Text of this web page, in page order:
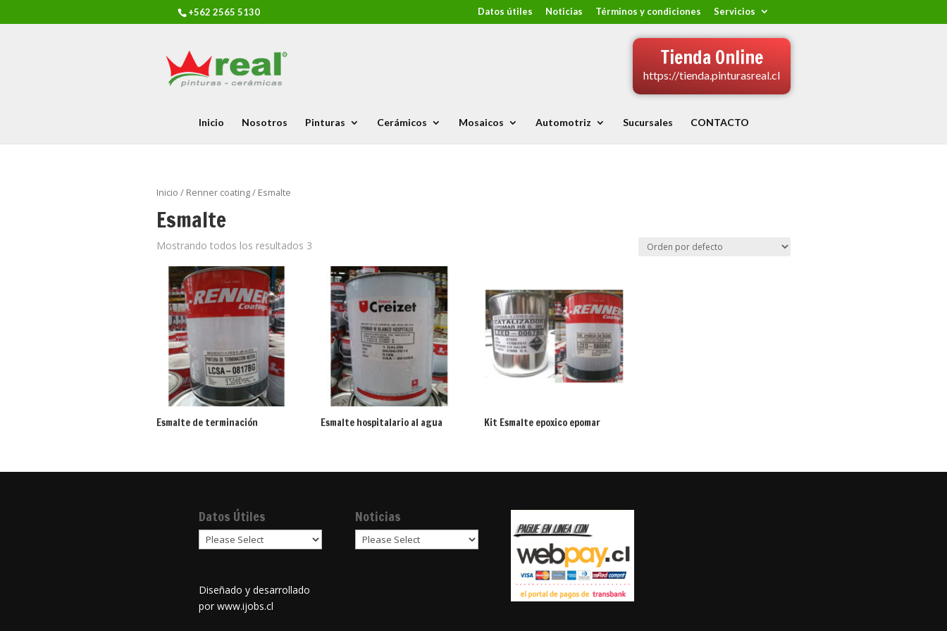
+562 2565 5130 Datos útiles Noticias Términos y condiciones Servicios
Tienda Online
https://tienda.pinturasreal.cl
Inicio Nosotros Pinturas Cerámicos Mosaicos Automotriz Sucursales CONTACTO
Inicio / Renner coating/ Esmalte
Esmalte
Mostrando todos los resultados 3
Esmalte de terminación Esmalte hospitalario al agua Kit Esmalte epoxico epomar
Datos Útiles
Diseñado y desarrollado
por www.ijobs.cl
Noticias